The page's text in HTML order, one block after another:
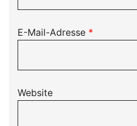
E-Mail-Adresse *
Website